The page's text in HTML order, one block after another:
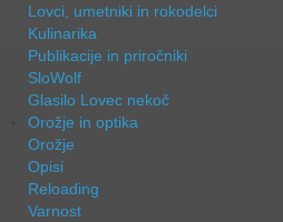
Lovci, umetniki in rokodelci
Kulinarika
Publikacije in priročniki
SloWolf
Glasilo Lovec nekoč
Orožje in optika
Orožje
Opisi
Reloading
Varnost